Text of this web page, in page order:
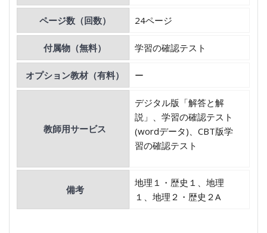
ページ数（回数） 24ページ
付属物（無料） 学習の確認テスト
オプション教材（有料） ー
教師用サービス
デジタル版「解答と解
説」、学習の確認テスト
(wordデータ)、CBT版学
習の確認テスト
備考
地理１・歴史１、地理
１、地理２・歴史２A